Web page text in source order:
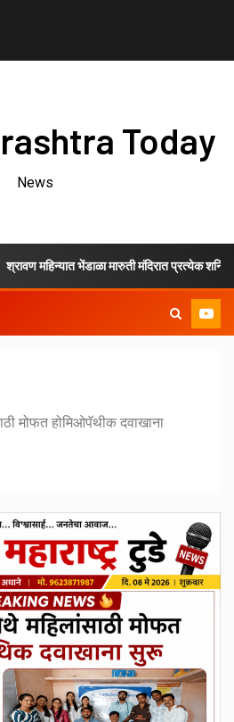
Today
News
भेंडाळा मारुती मंदिरात प्रत्येक शनिवारी कीर्तन
मोफत होमिओपॅथीक दवाखाना